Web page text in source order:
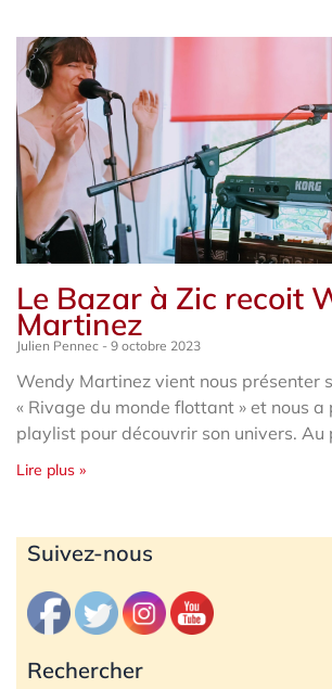
Le Bazar à Zic recoit
Martinez
Julien Pennec 9 octobre 2023
Wendy Martinez vient nous présenter
« Rivage du monde flottant » et nous a
playlist pour découvrir son univers. Au
Lire plus »
Suivez-nous
Rechercher
Archives